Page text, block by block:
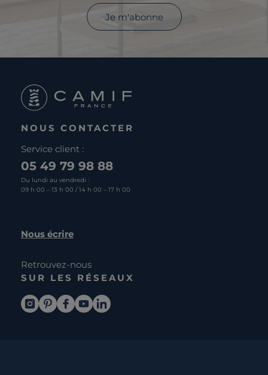
Je m'abonne
NOUS CONTACTER
Service client :
05 49 79 98 88
Du lundi au vendredi :
09 h 00 – 13 h 00 / 14 h 00 – 17 h 00
Nous écrire
Retrouvez-nous
SUR LES RÉSEAUX